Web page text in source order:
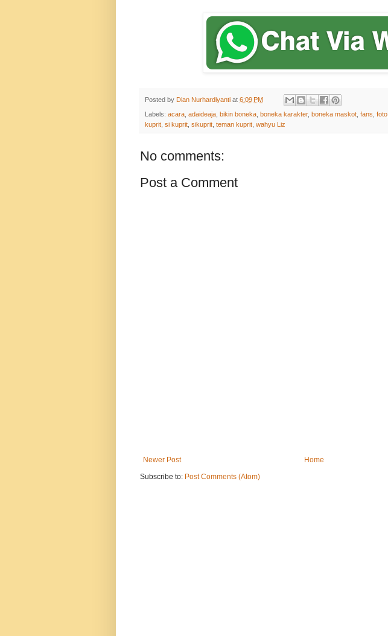
Posted by Dian Nurhardiyanti at 6:09 PM
Labels: acara adaideaja bikin boneka boneka karakter, boneka maskot fans foto
kuprit si kuprit sikuprit teman kuprit wahyu Liz
No comments:
Post a Comment
Newer Post
Home
Subscribe to: Post Comments (Atom)